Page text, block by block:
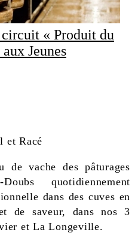
« Produit du
Jeunes
et Racé
vache des pâturages
quotidiennement
dans des cuves en
de saveur, dans nos 3
et La Longeville.